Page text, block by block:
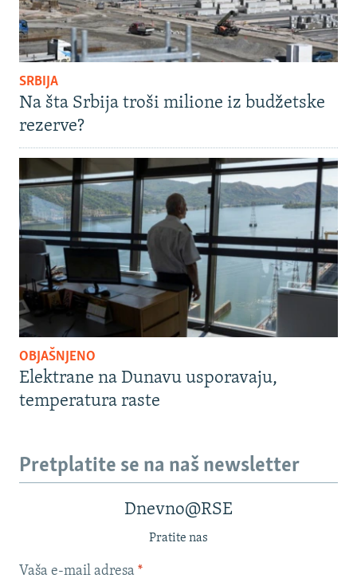
SRBIJA
Na šta Srbija troši milione iz budžetske
rezerve?
OBJAŠNJENO
Elektrane na Dunavu usporavaju,
temperatura raste
Pretplatite se na naš newsletter
Dnevno@RSE
Pratite nas
Vaša e-mail adresa *